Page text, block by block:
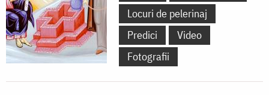
Locuri de pelerinaj
Predici
Video
Fotografii